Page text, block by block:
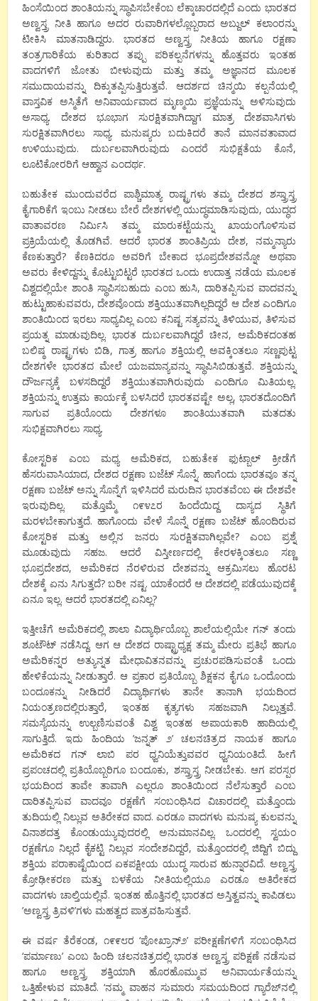
ಹಿಂಸೆಯಿಂದ ಶಾಂತಿಯನ್ನು ಸ್ಥಾಪಿಸಬೇಕೆಂಬ ಲೆಕ್ಕಾಚಾರದಲ್ಲಿದೆ ಎಂದು ಭಾರತದ
ಅಣ್ವಸ್ತ್ರ ನೀತಿ ಹಾಗೂ ಅದರ ರುವಾರಿಗಳಲ್ಲೊಬ್ಬರಾದ ಅಬ್ದುಲ್ ಕಲಾಂರನ್ನು
ಟೀಕಿಸಿ ಮಾತನಾಡಿದ್ದರು. ಭಾರತದ ಅಣ್ವಸ್ತ್ರ ನೀತಿಯ ಹಾಗೂ ರಕ್ಷಣಾ
ತಂತ್ರಗಾರಿಕೆಯ ಕುರಿತಾದ ತಪ್ಪು ಪರಿಕಲ್ಪನೆಗಳನ್ನು ಹೊತ್ತವರು ಇಂತಹ
ವಾದಗಳಿಗೆ ಜೋತು ಬೀಳುವುದು ಮತ್ತು ತಮ್ಮ ಅಜ್ಞಾನದ ಮೂಲಕ
ಸಮುದಾಯವನ್ನು ದಿಕ್ಕುತಪ್ಪಿಸುತ್ತಿರುತ್ತವೆ. ಆದರ್ಶದ ಚಿನ್ಮಯಿ ಕಲ್ಪನೆಯಲ್ಲಿ
ವಾಸ್ತವಿಕ ಅಸ್ಮಿತೆಗೆ ಅನಿವಾರ್ಯವಾದ ಮೃಣ್ಮಯಿ ಪ್ರಜ್ಞೆಯನ್ನು ಅಳಿಸುವುದು
ಅಸಾಧ್ಯ. ದೇಶದ ಭೂಭಾಗ ಸುರಕ್ಷಿತವಾಗಿದ್ದಾಗ ಮಾತ್ರ ದೇಶವಾಸಿಗಳು
ಸುರಕ್ಷಿತವಾಗಿರಲು ಸಾಧ್ಯ. ಮನುಷ್ಯರು ಬದುಕಿದರೆ ತಾನೆ ಮಾನವತಾವಾದ
ಉಳಿಯುವುದು. ದುರ್ಬಲವಾಗಿರುವುದು ಎಂದರೆ ಸುಭಿಕ್ಷತೆಯ ಕೊನೆ,
ಲೂಟಿಕೋರರಿಗೆ ಆಹ್ವಾನ ಎಂದರ್ಥ.
ಬಹುತೇಕ ಮುಂದುವರೆದ ಪಾಶ್ಚಿಮಾತ್ಯ ರಾಷ್ಟ್ರಗಳು ತಮ್ಮ ದೇಶದ ಶಸ್ತ್ರಾಸ್ತ್ರ
ಕೈಗಾರಿಕೆಗೆ ಇಂಬು ನೀಡಲು ಬೇರೆ ದೇಶಗಳಲ್ಲಿ ಯುದ್ಧಮಾಡಿಸುವುದು, ಯುದ್ಧದ
ವಾತಾವರಣ ನಿರ್ಮಿಸಿ ತಮ್ಮ ಮಾರುಕಟ್ಟೆಯನ್ನು ಖಾಯಂಗೊಳಿಸುವ
ಪ್ರಕ್ರಿಯೆಯಲ್ಲಿ ತೊಡಗಿವೆ. ಆದರೆ ಭಾರತ ಶಾಂತಿಪ್ರಿಯ ದೇಶ, ನಮ್ಮನ್ಯಾರು
ಕೆಣಕುತ್ತಾರೆ? ಕೆಣಕಿದರೂ ಅವರಿಗೆ ಬೇಕಾದ ಭೂಪ್ರದೇಶವನ್ನೋ ಅಥವಾ
ಅವರು ಕೇಳಿದ್ದನ್ನು ಕೊಟ್ಟುಬಿಟ್ಟರೆ ಭಾರತದ ಒಂದು ಉದಾತ್ತ ನಡೆಯ ಮೂಲಕ
ವಿಶ್ವದಲ್ಲಿಯೇ ಶಾಂತಿ ಸ್ಥಾಪಿಸಬಹುದು ಎಂಬ ಹುಸಿ, ದಾರಿತಪ್ಪಿಸುವ ವಾದವನ್ನು
ಹುಟ್ಟುಹಾಕುವವರು, ದೇಶವೊಂದು ಶಕ್ತಿಯುತವಾಗಿಲ್ಲದಿದ್ದರೆ ಆ ದೇಶ ಎಂದಿಗೂ
ಶಾಂತಿಯಿಂದ ಇರಲು ಸಾಧ್ಯವಿಲ್ಲ ಎಂಬ ಕನಿಷ್ಟ ಸತ್ಯವನ್ನು ತಿಳಿಯುವ, ತಿಳಿಸುವ
ಪ್ರಯತ್ನ ಮಾಡುವುದಿಲ್ಲ. ಭಾರತ ದುರ್ಬಲವಾಗಿದ್ದರೆ ಚೀನ, ಅಮೆರಿಕದಂತಹ
ಬಲಿಷ್ಠ ರಾಷ್ಟ್ರಗಳು ಬಿಡಿ, ಗಾತ್ರ ಹಾಗೂ ಶಕ್ತಿಯಲ್ಲಿ ಅವಕ್ಕಿಂತಲೂ ಸಣ್ಣಪುಟ್ಟ
ದೇಶಗಳೇ ಭಾರತದ ಮೇಲೆ ಯಜಮಾನ್ಯವನ್ನು ಸ್ಥಾಪಿಸಿಬಿಡುತ್ತವೆ. ಶಕ್ತಿಯನ್ನು
ದೌರ್ಜನ್ಯಕ್ಕೆ ಬಳಸದಿದ್ದರೆ ಶಕ್ತಿಯುತವಾಗಿರುವುದು ಎಂದಿಗೂ ಮಿತಿಯಲ್ಲ.
ಶಕ್ತಿಯನ್ನು ಉತ್ತಮ ಕಾರ್ಯಕ್ಕೆ ಬಳಸಿದರೆ ಭಾರತವಷ್ಟೇ ಅಲ್ಲ, ಭಾರತದೊಂದಿಗೆ
ಸಾಗುವ ಪ್ರತಿಯೊಂದು ದೇಶಗಳೂ ಶಾಂತಿಯುತವಾಗಿ ಮತದತು
ಸುಭಿಕ್ಷವಾಗಿರಲು ಸಾಧ್ಯ.
ಕೋಸ್ಟರಿಕ ಎಂಬ ಮಧ್ಯ ಅಮೆರಿಕದ, ಬಹುತೇಕ ಫುಟ್ಬಾಲ್ ಕ್ರೀಡೆಗೆ
ಹೆಸರುವಾಸಿಯಾದ, ದೇಶದ ರಕ್ಷಣಾ ಬಜೆಟ್ ಸೊನ್ನೆ. ಹಾಗೆಂದು ಭಾರತವೂ ತನ್ನ
ರಕ್ಷಣಾ ಬಜೆಟ್ ಅನ್ನು ಸೊನ್ನೆಗೆ ಇಳಿಸಿದರೆ ಮರುದಿನ ಭಾರತವೆಂಬ ಈ ದೇಶವೇ
ಇರುವುದಿಲ್ಲ. ಮತ್ತೊಮ್ಮೆ ೧೯೪೭ರ ಹಿಂದೆಯಿದ್ದ ದಾಸ್ಯದ ಸ್ಥಿತಿಗೆ
ಮರಳಬೇಕಾಗುತ್ತದೆ. ಹಾಗೊಂದು ವೇಳೆ ಸೊನ್ನೆ ರಕ್ಷಣಾ ಬಜೆಟ್ ಹೊಂದಿರುವ
ಕೋಸ್ಟರಿಕ ಮತ್ತು ಅಲ್ಲಿನ ಜನರು ಸುರಕ್ಷಿತವಾಗಿಲ್ಲವೇ? ಎಂಬ ಪ್ರಶ್ನೆ
ಮೂಡುವುದು ಸಹಜ. ಆದರೆ ವಿಸ್ತೀರ್ಣದಲ್ಲಿ ಕೇರಳಕ್ಕಿಂತಲೂ ಸಣ್ಣ
ಭೂಪ್ರದೇಶದ, ಅಮೆರಿಕದ ನೆರಳಿರುವ ದೇಶವನ್ನು ಆಕ್ರಮಿಸಲು ಹೊರಟ
ದೇಶಕ್ಕೆ ಏನು ಸಿಗುತ್ತದೆ? ಬರೀ ನಷ್ಟ. ಯಾಕೆಂದರೆ ಆ ದೇಶದಲ್ಲಿ ಪಡೆಯುವುದಕ್ಕೆ
ಏನೂ ಇಲ್ಲ. ಆದರೆ ಭಾರತದಲ್ಲಿ ಏನಿಲ್ಲ?
ಇತ್ತೀಚೆಗೆ ಅಮೆರಿಕದಲ್ಲಿ ಶಾಲಾ ವಿದ್ಯಾರ್ಥಿಯೊಬ್ಬ ಶಾಲೆಯಲ್ಲಿಯೇ ಗನ್ ತಂದು
ಶೂಟೌಟ್ ನಡೆಸಿದ್ದ. ಆಗ ಆ ದೇಶದ ರಾಷ್ಟ್ರಾಧ್ಯಕ್ಷ ತಮ್ಮ ಮೇರು ಪ್ರತಿಭೆ ಹಾಗೂ
ಅಮೆರಿಕನ್ನರ ಅತ್ಯುನ್ನತ ಮೇಧಾವಿತನವನ್ನು ಪ್ರಚುರಪಡಿಸುವಂತೆ ಒಂದು
ಹೇಳಿಕೆಯನ್ನು ನೀಡುತ್ತಾರೆ. ಆ ಪ್ರಕಾರ ಪ್ರತಿಯೊಬ್ಬ ಶಿಕ್ಷಕನ ಕೈಗೂ ಒಂದೊಂದು
ಬಂದೂಕನ್ನು ನೀಡಿದರೆ ವಿದ್ಯಾರ್ಥಿಗಳು ತಾನೇ ತಾನಾಗಿ ಭಯದಿಂದ
ನಿಯಂತ್ರಣದಲ್ಲಿರುತ್ತಾರೆ, ಇಂತಹ ಕೃತ್ಯಗಳು ಸಹಜವಾಗಿ ನಿಲ್ಲುತ್ತವೆ.
ಸಮಸ್ಯೆಯನ್ನು ಉಲ್ಬಣಿಸುವಂತೆ ವಿಶ್ವ ಇಂತಹ ಅಪಾಯಕಾರಿ ಹಾದಿಯಲ್ಲಿ
ಸಾಗುತ್ತಿದೆ. ಇದು ಹಿಂದಿಯ ’ಜನ್ನತ್ ೨’ ಚಲನಚಿತ್ರದ ನಾಯಕ ಹಾಗೂ
ಅಮೆರಿಕದ ಗನ್ ಲಾಬಿ ಪರ ಧ್ವನಿಯೆತ್ತುವವರ ಧ್ವನಿಯಂತಿದೆ. ಹೀಗೆ
ಪ್ರಪಂಚದಲ್ಲಿ ಪ್ರತಿಯೊಬ್ಬರಿಗೂ ಬಂದೂಕು, ಶಸ್ತ್ರಾಸ್ತ್ರ ನೀಡಬೇಕು. ಆಗ ಪರಸ್ಪರ
ಭಯದಿಂದ ತಾವೇ ತಾವಾಗಿ ಎಲ್ಲರೂ ಶಾಂತಿಯಿಂದ ನೆಲೆಸುತ್ತಾರೆ ಎಂಬ
ದಾರಿತಪ್ಪಿಸುವ ವಾದವೂ ರಕ್ಷಣೆಗೆ ಸಂಬಂಧಿಸಿದ ವಿಚಾರದಲ್ಲಿ ಮತ್ತೊಂದು
ತುದಿಯಲ್ಲಿ ನಿಲ್ಲುವ ಅತಿರೇಕದ ವಾದ. ಎರಡೂ ವಾದಗಳು ಮನುಷ್ಯ ಕುಲವನ್ನು
ವಿನಾಶದತ್ತ ಕೊಂಡುಯ್ಯುವುದರಲ್ಲಿ ಅನುಮಾನವಿಲ್ಲ. ಒಂದರಲ್ಲಿ ಸ್ವಯಂ
ರಕ್ಷಣೆಗೂ ನಿಲ್ಲದೆ ಕೈಕಟ್ಟಿ ನಿಲ್ಲುವ ಸಂದೇಶವಿದ್ದರೆ, ಮತ್ತೊಂದರಲ್ಲಿ ಜಿದ್ದಿಗೆ ಬಿದ್ದು
ಶಕ್ತಿಯ ಪರಾಕಾಷ್ಟೆಯಿಂದ ಏಕಪಕ್ಷೀಯ ಯುದ್ಧ ಸಾರುವ ಹುನ್ನಾರವಿದೆ. ಅಣ್ವಸ್ತ್ರ
ಕ್ರೋಢೀಕರಣ ಮತ್ತು ಬಳಕೆಯ ನೀತಿಯಲ್ಲಿಯೂ ಎರಡೂ ಅತಿರೇಕದ
ವಾದಗಳು ಚಾಲ್ತಿಯಲ್ಲಿವೆ. ಇಂತಹ ಹೊತ್ತಿನಲ್ಲಿ ಭಾರತದ ಅಸ್ತಿತ್ವವನ್ನು ಕಾಪಿಡಲು
’ಅಣ್ವಸ್ತ್ರ ತ್ರಿವಳಿ’ಗಳು ಮಹತ್ವದ ಪಾತ್ರವಹಿಸುತ್ತವೆ.
ಈ ವರ್ಷ ತೆರೆಕಂಡ, ೧೯೯೮ರ ‘ಪೋಖ್ರಾನ್೨’ ಪರೀಕ್ಷಣೆಗಳಿಗೆ ಸಂಬಂಧಿಸಿದ
‘ಪರ್ಮಾಣು’ ಎಂಬ ಹಿಂದಿ ಚಲನಚಿತ್ರದಲ್ಲಿ ಭಾರತ ಅಣ್ವಸ್ತ್ರ ಪರಿಕ್ಷಣೆ ನಡೆಸುವ
ಹಾಗೂ ಅಣ್ವಸ್ತ್ರ ಶಕ್ತಿಯಾಗಿ ಹೊರಹೊಮ್ಮುವ ಅನಿವಾರ್ಯತೆಯನ್ನು
ಒತ್ತಿಹೇಳುವ ಮಾತಿದೆ. ‘ನಮ್ಮ ವಾಹನ ಸುಮಾರು ಸಮಯದಿಂದ ಗ್ಯಾರೆಜ್‌ನಲ್ಲಿ